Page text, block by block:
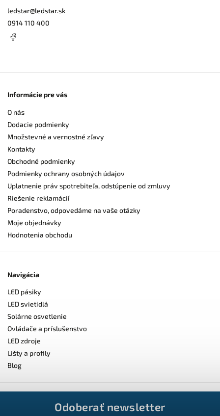
ledstar@ledstar.sk
0914 110 400
Informácie pre vás
O nás
Dodacie podmienky
Množstevné a vernostné zľavy
Kontakty
Obchodné podmienky
Podmienky ochrany osobných údajov
Uplatnenie práv spotrebiteľa, odstúpenie od zmluvy
Riešenie reklamácií
Poradenstvo, odpovedáme na vaše otázky
Moje objednávky
Hodnotenia obchodu
Navigácia
LED pásiky
LED svietidlá
Solárne osvetlenie
Ovládače a príslušenstvo
LED zdroje
Lišty a profily
Blog
Odoberať newsletter